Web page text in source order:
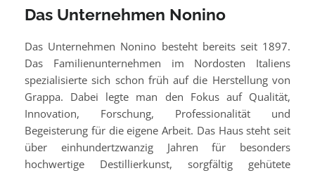
Das Unternehmen Nonino
Das Unternehmen Nonino besteht bereits seit 1897.
Das Familienunternehmen im Nordosten Italiens
spezialisierte sich schon früh auf die Herstellung von
Grappa. Dabei legte man den Fokus auf Qualität,
Innovation, Forschung, Professionalität und
Begeisterung für die eigene Arbeit. Das Haus steht seit
über einhundertzwanzig Jahren für besonders
hochwertige Destillierkunst, sorgfältig gehütete